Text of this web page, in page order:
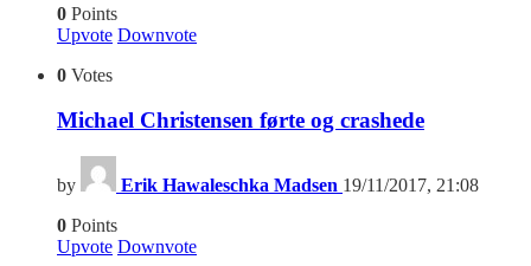
0 Points
Upvote Downvote
0 Votes
Michael Christensen førte og crashede
by Erik Hawaleschka Madsen 19/11/2017, 21:08
0 Points
Upvote Downvote